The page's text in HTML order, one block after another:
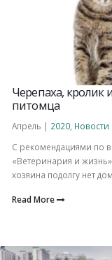
Черепаха,
питомца
Апрель | 2020 Новости
С рекомендациями по
«Ветеринария и
хозяина подолгу нет
Read More